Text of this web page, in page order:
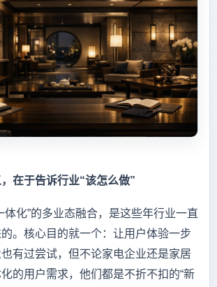
在于告诉行业“该怎么做”
体化”的多业态融合，是这些年行业一直
。核心目的就一个：让用户体验一步
有过尝试，但不论家电企业还是家居
的用户需求，他们都是不折不扣的“新